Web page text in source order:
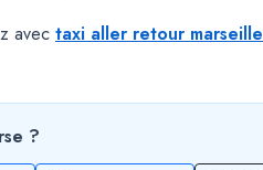
avec taxi aller retour marseille
?